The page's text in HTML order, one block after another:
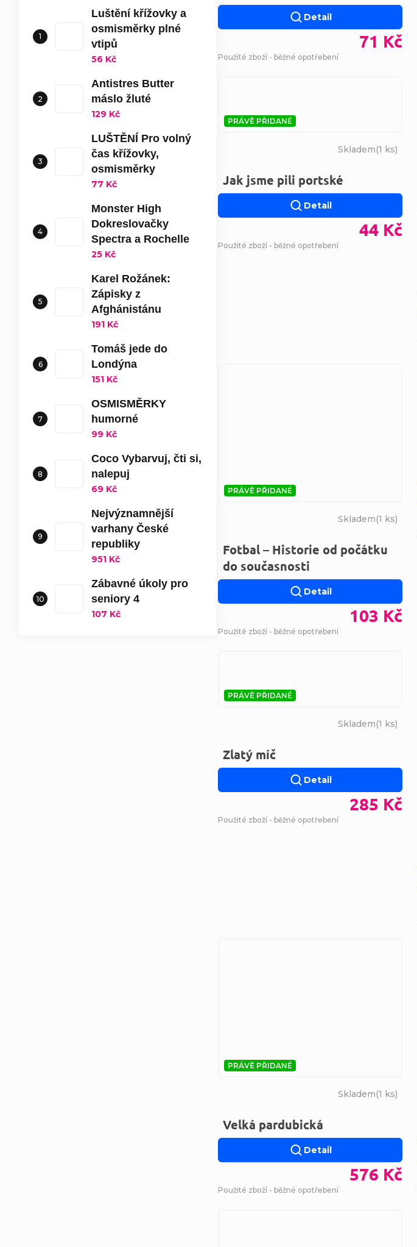
Luštění křížovky a
osmisměrky plné
vtipů
56 Kč
Antistres Butter
máslo žluté
129 Kč
LUŠTĚNÍ Pro volný
čas křížovky,
osmisměrky
77 Kč
Monster High
Dokreslovačky
Spectra a Rochelle
25 Kč
Karel Rožánek:
Zápisky z
Afghánistánu
191 Kč
Tomáš jede do
Londýna
151 Kč
OSMISMĚRKY
humorné
99 Kč
Coco Vybarvuj, čti si,
nalepuj
69 Kč
Nejvýznamnější
varhany České
republiky
951 Kč
Zábavné úkoly pro
seniory 4
107 Kč
71 Kč
Detail
Použité zboží - běžné opotřebení
PRÁVĚ PŘIDANÉ
Jak jsme pili portské
Skladem(1 ks)
44 Kč
Detail
Použité zboží - běžné opotřebení
PRÁVĚ PŘIDANÉ
Fotbal – Historie od počátku
do současnosti
Skladem(1 ks)
103 Kč
Detail
Použité zboží - běžné opotřebení
PRÁVĚ PŘIDANÉ
Zlatý míč
Skladem(1 ks)
285 Kč
Detail
Použité zboží - běžné opotřebení
PRÁVĚ PŘIDANÉ
Velká pardubická
Skladem(1 ks)
576 Kč
Detail
Použité zboží - běžné opotřebení